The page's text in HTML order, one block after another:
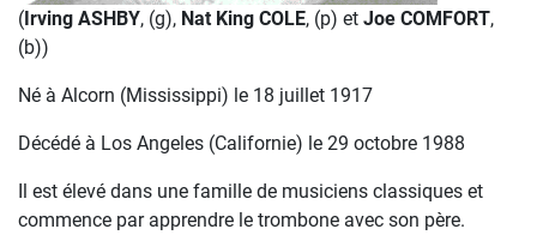
(Irving ASHBY, (g), Nat King COLE, (p) et Joe COMFORT,
(b))
Né à Alcorn (Mississippi) le 18 juillet 1917
Décédé à Los Angeles (Californie) le 29 octobre 1988
Il est élevé dans une famille de musiciens classiques et
commence par apprendre le trombone avec son père.